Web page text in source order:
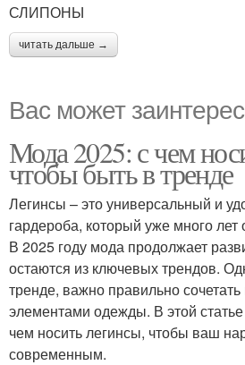
СЛИПОНЫ
читать дальше →
Вас может
Мода 2025: с чем
чтобы быть в тренде
Легинсы – это универсальный и
гардероба, который уже много
В 2025 году мода продолжает
остаются из ключевых трендов.
тренде, важно правильно сочетать
элементами одежды. В этой
чем носить легинсы, чтобы ваш
современным.